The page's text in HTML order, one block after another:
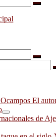
Buscar
Buscar
El
de